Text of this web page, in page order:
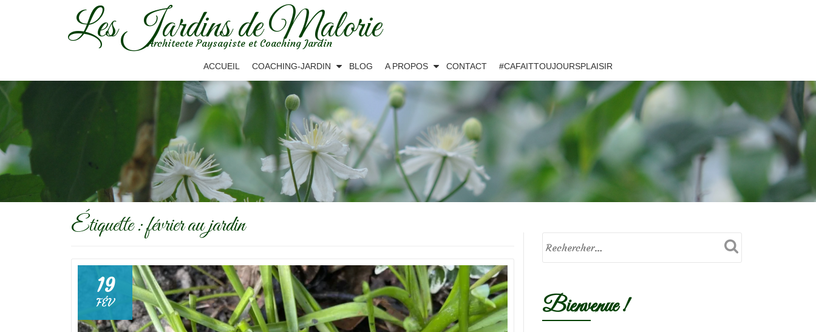
Les Jardins de Malorie
Architecte Paysagiste et Coaching Jardin
ACCUEIL COACHING-JARDIN BLOG A PROPOS CONTACT #CAFAITTOUJOURSPLAISIR
Étiquette :février au jardin
19
FÉV Bienvenue !